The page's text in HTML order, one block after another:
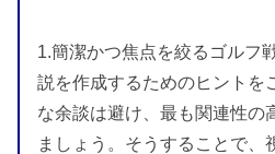
1.簡潔かつ焦点を絞るゴルフ
説を作成するためのヒントを
な余談は避け、最も関連性の
ましょう。そうすることで、